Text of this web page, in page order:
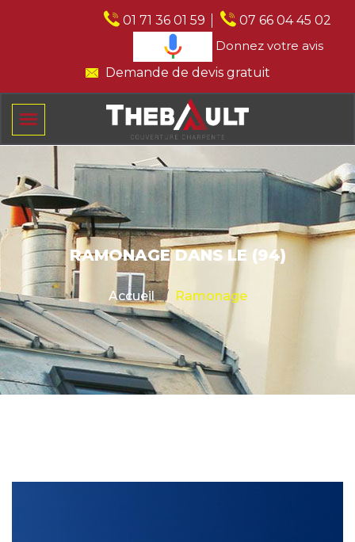
01 71 36 01 59
07 66 04 45 02
Donnez votre avis
Demande de devis gratuit
RAMONAGE DANS LE (94)
Accueil Ramonage